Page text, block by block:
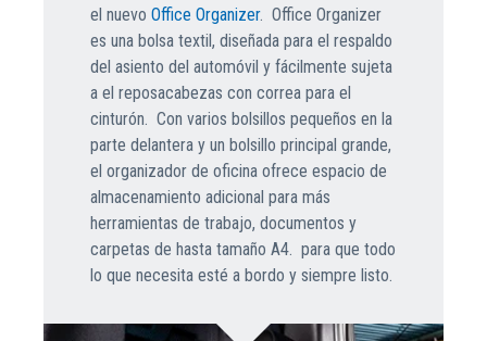
el nuevo Office Organizer. Office Organizer
es una bolsa textil, diseñada para el respaldo
del asiento del automóvil y fácilmente sujeta
a el reposacabezas con correa para el
cinturón. Con varios bolsillos pequeños en la
parte delantera y un bolsillo principal grande,
el organizador de oficina ofrece espacio de
almacenamiento adicional para más
herramientas de trabajo, documentos y
carpetas de hasta tamaño A4. para que todo
lo que necesita esté a bordo y siempre listo.